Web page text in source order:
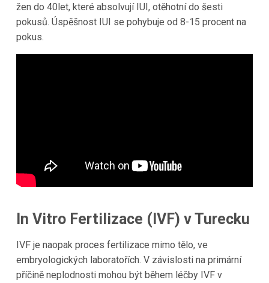
žen do 40let, které absolvují IUI, otěhotní do šesti
pokusů. Úspěšnost IUI se pohybuje od 8-15 procent na
pokus.
In Vitro Fertilizace (IVF) v Turecku
IVF je naopak proces fertilizace mimo tělo, ve
embryologických laboratořích. V závislosti na primární
příčině neplodnosti mohou být během léčby IVF v